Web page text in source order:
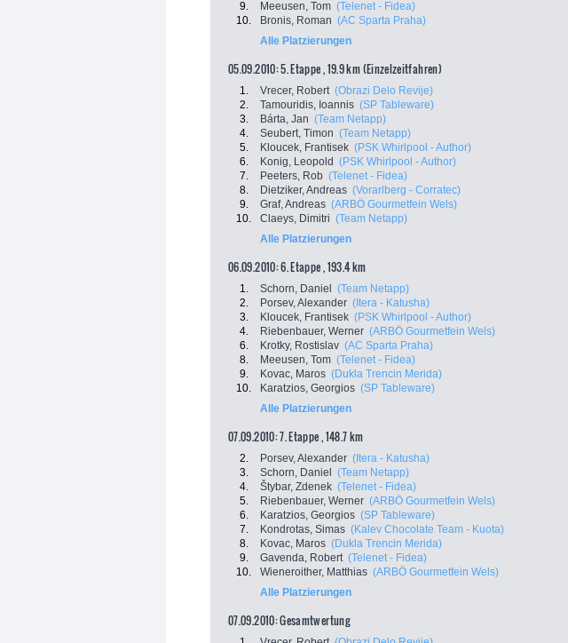
9.
Meeusen, Tom (Telenet - Fidea)
10.
Bronis, Roman (AC Sparta Praha)
Alle Platzierungen
05.09.2010: 5. Etappe , 19.9 km (Einzelzeitfahren)
1. Vrecer, Robert (Obrazi Delo Revije)
2.
Tamouridis, Ioannis (SP Tableware)
3.
Bárta, Jan (Team Netapp)
4.
Seubert, Timon (Team Netapp)
5.
Kloucek, Frantisek (PSK Whirlpool - Author)
6.
Konig, Leopold (PSK Whirlpool - Author)
7.
Peeters, Rob (Telenet - Fidea)
8.
Dietziker, Andreas (Vorarlberg - Corratec)
9.
Graf, Andreas (ARBÖ Gourmetfein Wels)
10.
Claeys, Dimitri (Team Netapp)
Alle Platzierungen
06.09.2010: 6. Etappe , 193.4 km
1. Schorn, Daniel (Team Netapp)
2.
Porsev, Alexander (Itera - Katusha)
3.
Kloucek, Frantisek (PSK Whirlpool - Author)
4.
Riebenbauer, Werner (ARBÖ Gourmetfein Wels)
6.
Krotky, Rostislav (AC Sparta Praha)
8.
Meeusen, Tom (Telenet - Fidea)
9.
Kovac, Maros (Dukla Trencin Merida)
10.
Karatzios, Georgios (SP Tableware)
Alle Platzierungen
07.09.2010: 7. Etappe , 148.7 km
2. Porsev, Alexander (Itera - Katusha)
3.
Schorn, Daniel (Team Netapp)
4.
Štybar, Zdenek (Telenet - Fidea)
5.
Riebenbauer, Werner (ARBÖ Gourmetfein Wels)
6.
Karatzios, Georgios (SP Tableware)
7.
Kondrotas, Simas (Kalev Chocolate Team - Kuota)
8.
Kovac, Maros (Dukla Trencin Merida)
9.
Gavenda, Robert (Telenet - Fidea)
10.
Wieneroither, Matthias (ARBÖ Gourmetfein Wels)
Alle Platzierungen
07.09.2010: Gesamtwertung